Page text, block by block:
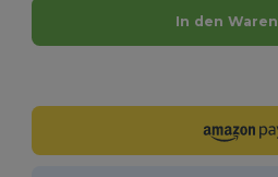
In den